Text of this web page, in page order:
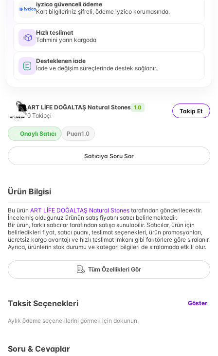
iyzico güvenceli ödeme
Kart bilgileriniz şifreli, ödeme iyzico korumasında.
Hızlı teslimat
Tahmini yarın kargoda
Desteklenen iade
İade ve değişim süreçlerinde destek sağlanır.
ART LİFE DOĞALTAŞ Natural Stones 1.0
0 Takipçi
Takip Et
Onaylı Satıcı Puan1.0
Satıcıya Soru Sor
Ürün Bilgisi
Bu ürün ART LİFE DOĞALTAŞ Natural Stones tarafından gönderilecektir.
İncelemiş olduğunuz ürünün satış fiyatını satıcı belirlemektedir.
Bir ürün, farklı satıcılar tarafından satışa sunulabilir. Satıcılar, ürün için
belirledikleri fiyat, satıcı puanı, teslimat seçenekleri, ürün promosyonları,
ücretsiz kargo avantajı ve hızlı teslimat imkanı gibi faktörlere göre sıralanır.
Ayrıca, ürünlerin stok durumu ve kategori bilgileri de sıralamada etkili olur.
Tüm Özellikleri Gör
Taksit Seçenekleri Göster
Aylık ödeme seçeneklerini görmek için dokunun.
Soru & Cevaplar